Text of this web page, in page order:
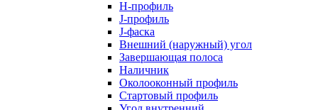
H-профиль
J-профиль
J-фаска
Внешний (наружный) угол
Завершающая полоса
Наличник
Околооконный профиль
Стартовый профиль